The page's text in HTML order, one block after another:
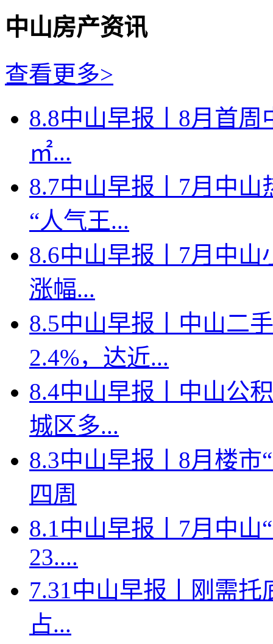
中山房产资讯
查看更多>
8.8中山早报丨8月首周
㎡...
8.7中山早报丨7月中
“人气王...
8.6中山早报丨7月中山
涨幅...
8.5中山早报丨中山二
2.4%，达近...
8.4中山早报丨中山公
城区多...
8.3中山早报丨8月楼市
四周
8.1中山早报丨7月中山
23....
7.31中山早报丨刚需
占...